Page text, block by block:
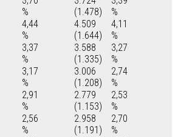
%
(1.478)
%
4,44
%
4.509
(1.644)
4,11
%
3,37
%
3.588
(1.335)
3,27
%
3,17
%
3.006
(1.208)
2,74
%
2,91
%
2.779
(1.153)
2,53
%
2,56
%
2.958
(1.191)
2,70
%